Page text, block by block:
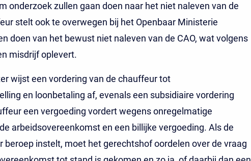
onderzoek zullen gaan doen naar het niet naleven van de
stelt ook te overwegen bij het Openbaar Ministerie
doen van het bewust niet naleven van de CAO, wat volgens
misdrijf oplevert.
wijst een vordering van de chauffeur tot
en loonbetaling af, evenals een subsidiaire vordering
een vergoeding vordert wegens onregelmatige
arbeidsovereenkomst en een billijke vergoeding. Als de
beroep instelt, moet het gerechtshof oordelen over de vraag